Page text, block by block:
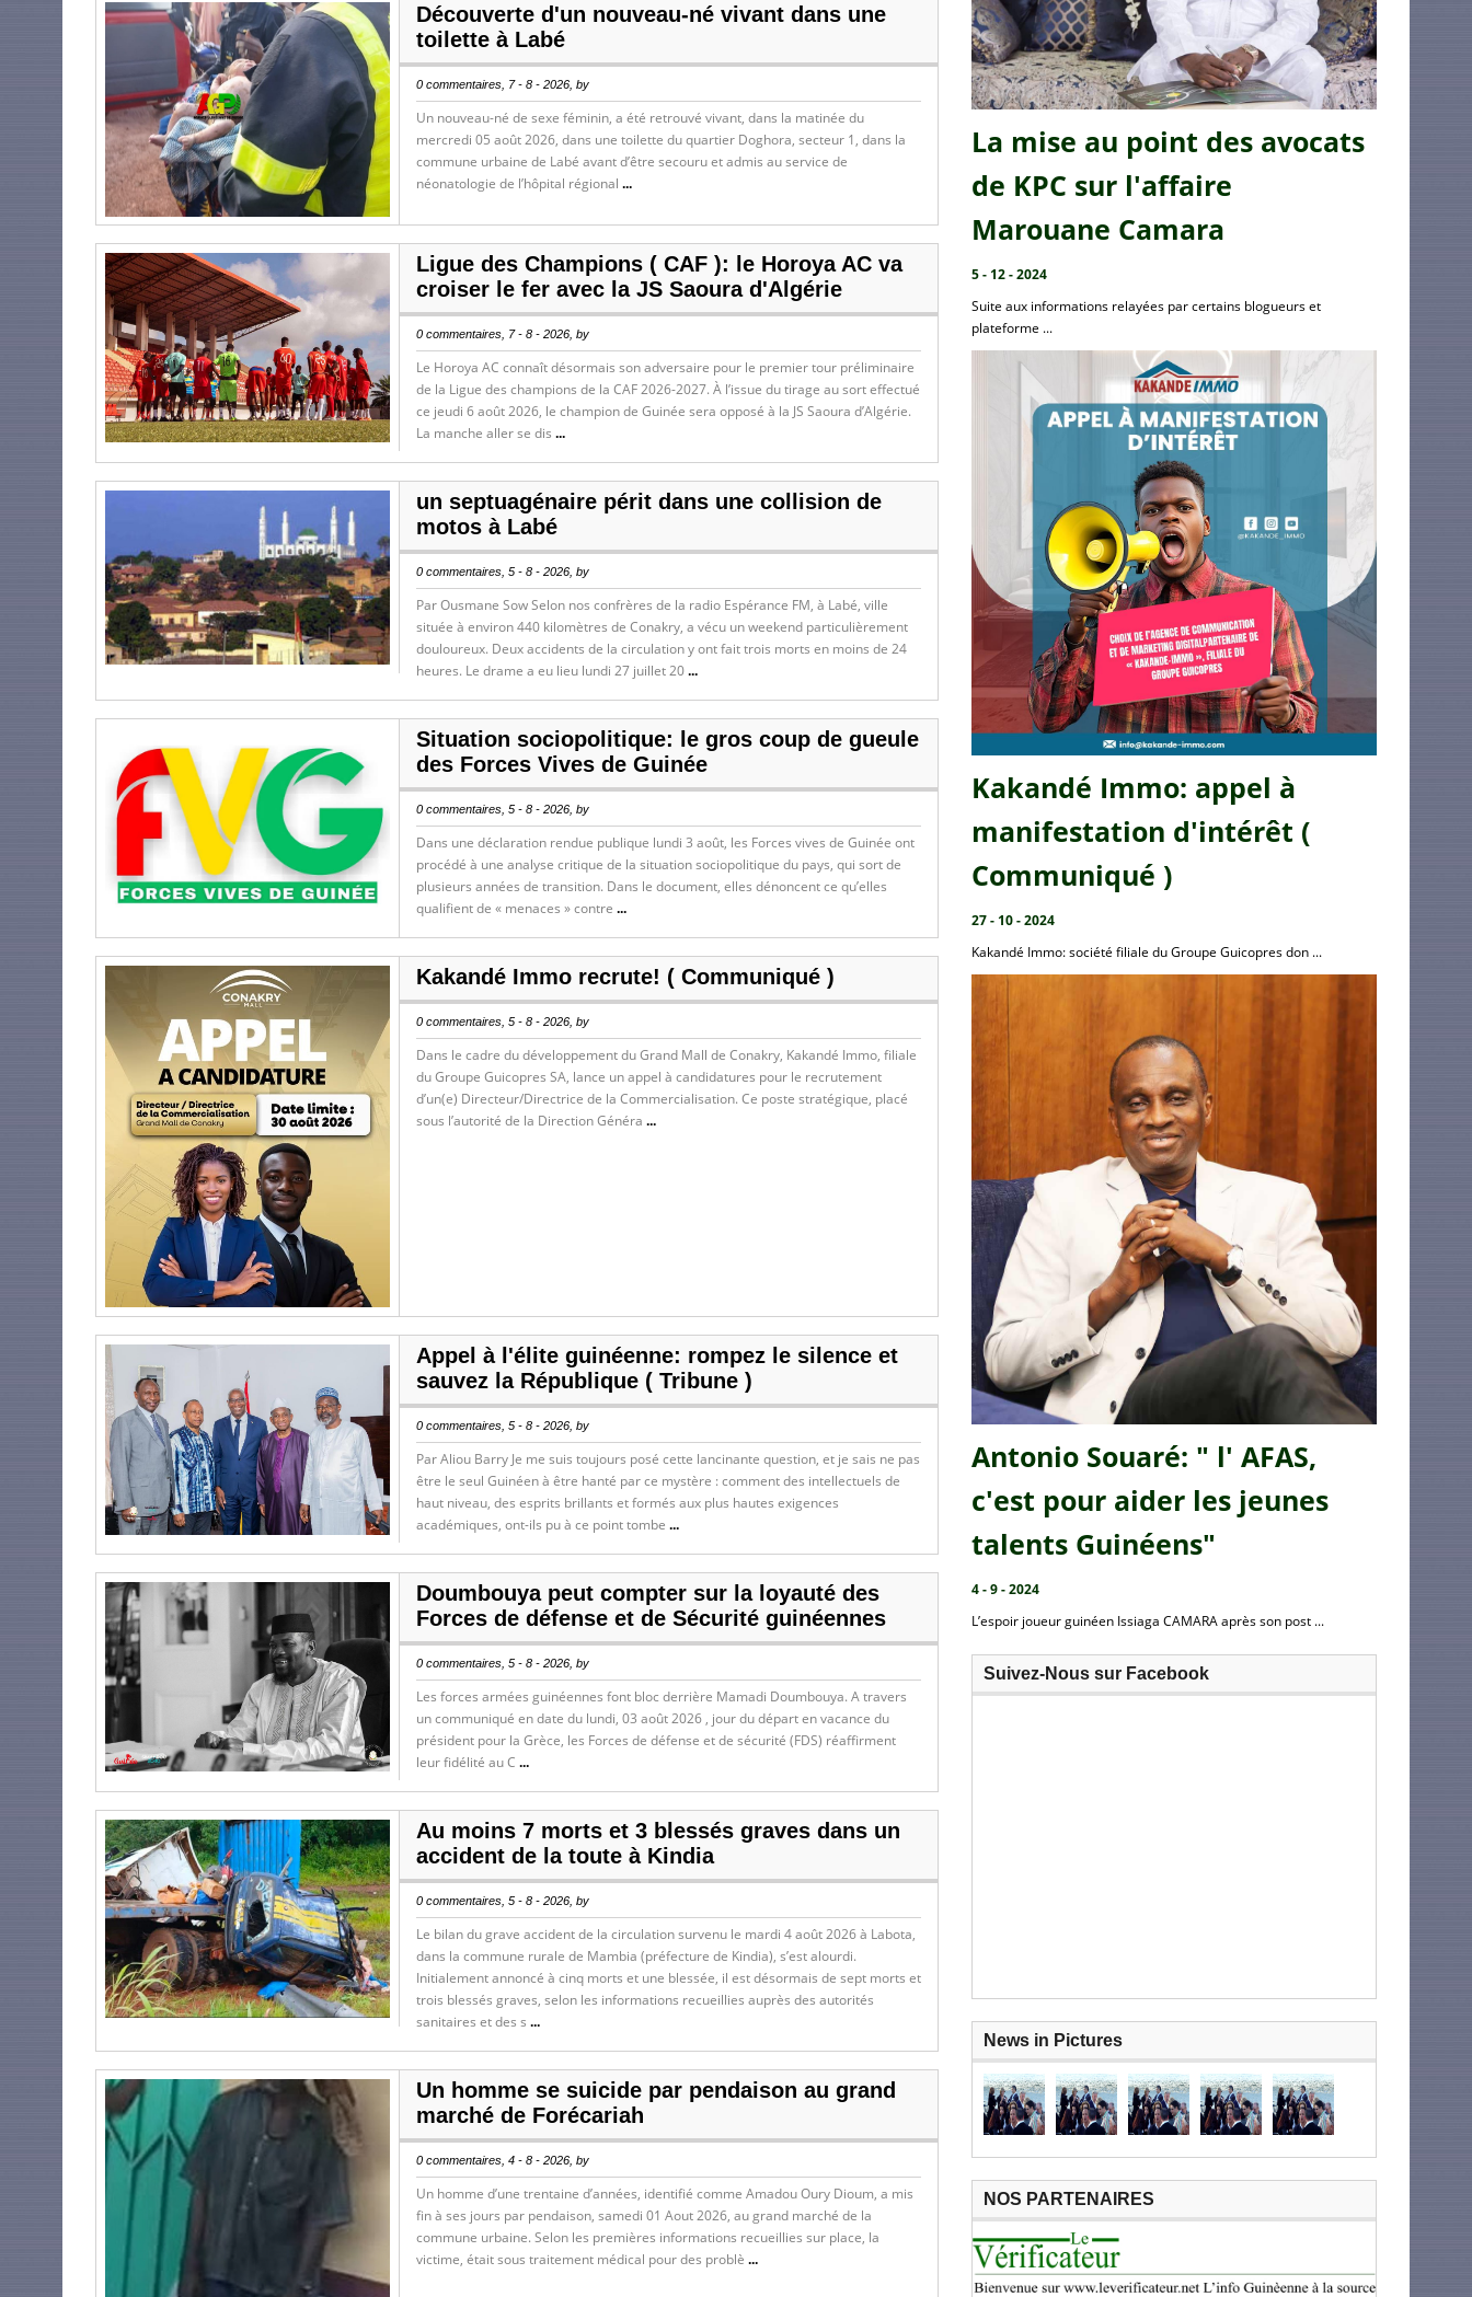
Découverte d'un nouveau-né vivant dans une
toilette à Labé
0 commentaires, 7 - 8 - 2026, by
Un nouveau-né de sexe féminin, a été retrouvé vivant, dans la matinée du
mercredi 05 août 2026, dans une toilette du quartier Doghora, secteur 1, dans la
commune urbaine de Labé avant d’être secouru et admis au service de
néonatologie de l’hôpital régional ...
Ligue des Champions ( CAF ): le Horoya AC va
croiser le fer avec la JS Saoura d'Algérie
0 commentaires, 7 - 8 - 2026, by
Le Horoya AC connaît désormais son adversaire pour le premier tour préliminaire
de la Ligue des champions de la CAF 2026-2027. À l’issue du tirage au sort effectué
ce jeudi 6 août 2026, le champion de Guinée sera opposé à la JS Saoura d’Algérie.
La manche aller se dis ...
un septuagénaire périt dans une collision de
motos à Labé
0 commentaires, 5 - 8 - 2026, by
Par Ousmane Sow Selon nos confrères de la radio Espérance FM, à Labé, ville
située à environ 440 kilomètres de Conakry, a vécu un weekend particulièrement
douloureux. Deux accidents de la circulation y ont fait trois morts en moins de 24
heures. Le drame a eu lieu lundi 27 juillet 20...
Situation sociopolitique: le gros coup de gueule
des Forces Vives de Guinée
0 commentaires, 5 - 8 - 2026, by
Dans une déclaration rendue publique lundi 3 août, les Forces vives de Guinée ont
procédé à une analyse critique de la situation sociopolitique du pays, qui sort de
plusieurs années de transition. Dans le document, elles dénoncent ce qu’elles
qualifient de « menaces » contre ...
Kakandé Immo recrute! ( Communiqué )
0 commentaires, 5 - 8 - 2026, by
Dans le cadre du développement du Grand Mall de Conakry, Kakandé Immo, filiale
du Groupe Guicopres SA, lance un appel à candidatures pour le recrutement
d’un(e) Directeur/Directrice de la Commercialisation. Ce poste stratégique, placé
sous l’autorité de la Direction Généra ...
Appel à l'élite guinéenne: rompez le silence et
sauvez la République ( Tribune )
0 commentaires, 5 - 8 - 2026, by
Par Aliou Barry Je me suis toujours posé cette lancinante question, et je sais ne pas
être le seul Guinéen à être hanté par ce mystère : comment des intellectuels de
haut niveau, des esprits brillants et formés aux plus hautes exigences
académiques, ont-ils pu à ce point tombe ...
Doumbouya peut compter sur la loyauté des
Forces de défense et de Sécurité guinéennes
0 commentaires, 5 - 8 - 2026, by
Les forces armées guinéennes font bloc derrière Mamadi Doumbouya. A travers
un communiqué en date du lundi, 03 août 2026 , jour du départ en vacance du
président pour la Grèce, les Forces de défense et de sécurité (FDS) réaffirment
leur fidélité au C ...
Au moins 7 morts et 3 blessés graves dans un
accident de la toute à Kindia
0 commentaires, 5 - 8 - 2026, by
Le bilan du grave accident de la circulation survenu le mardi 4 août 2026 à Labota,
dans la commune rurale de Mambia (préfecture de Kindia), s’est alourdi.
Initialement annoncé à cinq morts et une blessée, il est désormais de sept morts et
trois blessés graves, selon les informations recueillies auprès des autorités
sanitaires et des s ...
Un homme se suicide par pendaison au grand
marché de Forécariah
0 commentaires, 4 - 8 - 2026, by
Un homme d’une trentaine d’années, identifié comme Amadou Oury Dioum, a mis
fin à ses jours par pendaison, samedi 01 Aout 2026, au grand marché de la
commune urbaine. Selon les premières informations recueillies sur place, la
victime, était sous traitement médical pour des problè ...
La mise au point des avocats
de KPC sur l'affaire
Marouane Camara
5 - 12 - 2024
Suite aux informations relayées par certains blogueurs et
plateforme ...
Kakandé Immo: appel à
manifestation d'intérêt (
Communiqué )
27 - 10 - 2024
Kakandé Immo: société filiale du Groupe Guicopres don ...
Antonio Souaré: " l' AFAS,
c'est pour aider les jeunes
talents Guinéens"
4 - 9 - 2024
L’espoir joueur guinéen Issiaga CAMARA après son post ...
Suivez-Nous sur Facebook
News in Pictures
NOS PARTENAIRES